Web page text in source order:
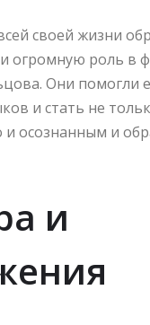
своей жизни
огромную роль в
Они помогли
и стать не
и осознанным и
и